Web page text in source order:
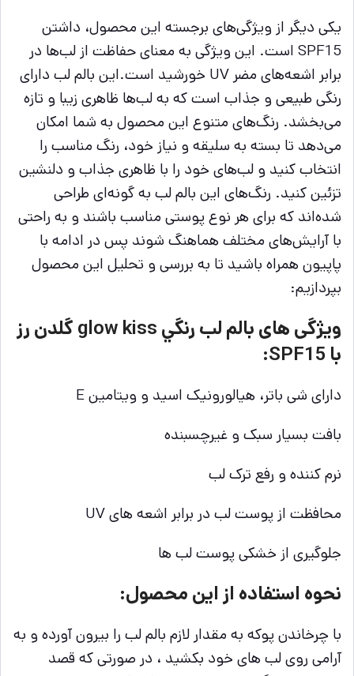
یکی دیگر از ویژگی‌های برجسته این محصول، داشتن
SPF15 است. این ویژگی به معنای حفاظت از لب‌ها در
برابر اشعه‌های مضر UV خورشید است.این بالم لب دارای
رنگی طبیعی و جذاب است که به لب‌ها ظاهری زیبا و تازه
می‌بخشد. رنگ‌های متنوع این محصول به شما امکان
می‌دهد تا بسته به سلیقه و نیاز خود، رنگ مناسب را
انتخاب کنید و لب‌های خود را با ظاهری جذاب و دلنشین
تزئین کنید. رنگ‌های این بالم لب به گونه‌ای طراحی
شده‌اند که برای هر نوع پوستی مناسب باشند و به راحتی
با آرایش‌های مختلف هماهنگ شوند پس در ادامه با
پاپیون همراه باشید تا به بررسی و تحلیل این محصول
بپردازیم:
ویژگی های بالم لب رنگي glow kiss گلدن رز
با SPF15:
دارای شی باتر، هیالورونیک اسید و ویتامین E
بافت بسیار سبک و غیرچسبنده
نرم کننده و رفع ترک لب
محافظت از پوست لب در برابر اشعه های UV
جلوگیری از خشکی پوست لب ها
نحوه استفاده از این محصول:
با چرخاندن پوکه به مقدار لازم بالم لب را بیرون آورده و به
آرامی روی لب های خود بکشید ، در صورتی که قصد